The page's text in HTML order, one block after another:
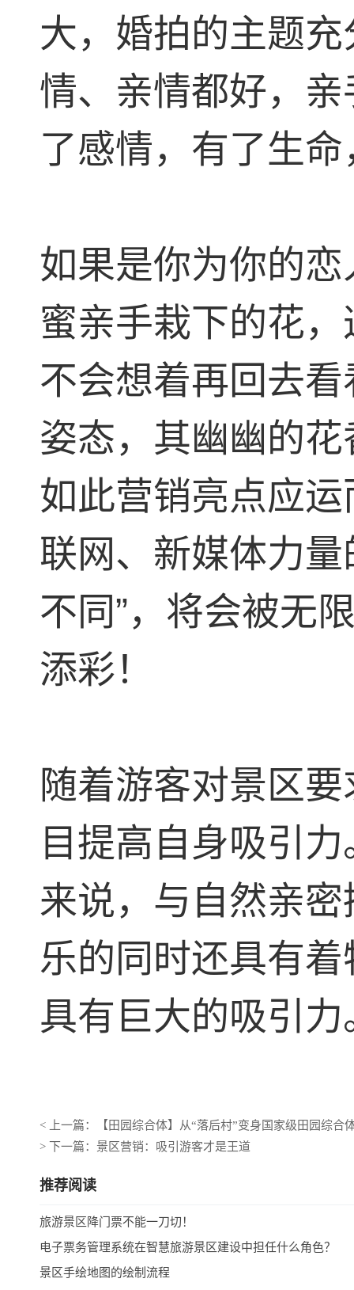
大，婚拍的主题
情、亲情都好，
了感情，有了生
如果是你为你的
蜜亲手栽下的花
不会想着再回去
姿态，其幽幽的
如此营销亮点应
联网、新媒体力
不同”，将会被无
添彩！
随着游客对景区
目提高自身吸引
来说，与自然亲
乐的同时还具有
具有巨大的吸引力
< 上一篇：【田园综合体】从“落后村”变身国家级田园综
> 下一篇：景区营销：吸引游客才是王道
推荐阅读
旅游景区降门票不能一刀切！
电子票务管理系统在智慧旅游景区建设中担任什么角色？
景区手绘地图的绘制流程